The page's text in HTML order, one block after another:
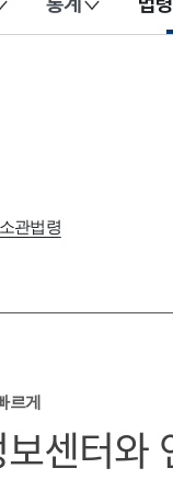
니다.
소관법령
르게
센터와